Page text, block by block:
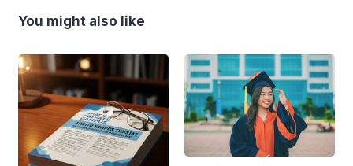
You might also like